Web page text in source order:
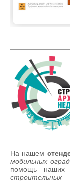
На нашем
мобильных оград
помощь наших